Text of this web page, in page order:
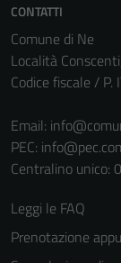
CONTATTI
Comune di Ne
Località
Codice fiscale /
Email:
PEC:
Centralino unico:
Leggi le FAQ
Prenotazione